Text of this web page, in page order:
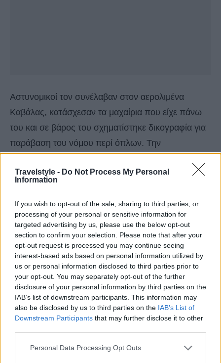
Travelstyle - Do Not Process My Personal
Information
If you wish to opt-out of the sale, sharing to third parties, or
processing of your personal or sensitive information for
targeted advertising by us, please use the below opt-out
section to confirm your selection. Please note that after your
opt-out request is processed you may continue seeing
interest-based ads based on personal information utilized by
us or personal information disclosed to third parties prior to
your opt-out. You may separately opt-out of the further
disclosure of your personal information by third parties on the
IAB’s list of downstream participants. This information may
also be disclosed by us to third parties on the IAB’s List of
Downstream Participants that may further disclose it to other
Please note that this website/app uses one or more Google
Personal Data Processing Opt Outs
Αστυνομικοί τον συνέλαβαν στον αερολιμένα
Καβάλας, κατάσχεσαν τα μαχαίρια που είχε πάνω
του και σε βάρος του σχηματίστηκε δικογραφία για
παράβαση του νόμου περί όπλων. Την
Αστυνομικό Τμήμα Αερολιμένα Καβάλας.